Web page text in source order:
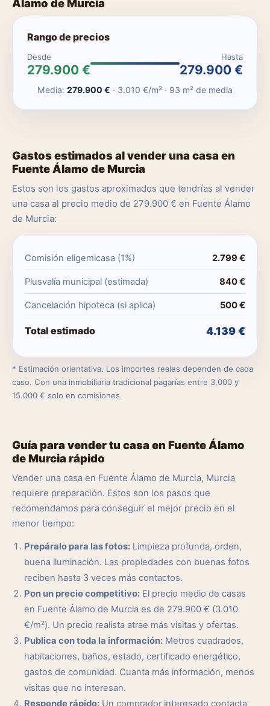
Álamo de Murcia
Rango de precios
Desde
279.900 €
Hasta
279.900 €
Media: 279.900 € · 3.010 €/m² · 93 m² de media
Gastos estimados al vender una casa en
Fuente Álamo de Murcia
Estos son los gastos aproximados que tendrías al vender
una casa al precio medio de 279.900 € en Fuente Álamo
de Murcia:
Comisión eligemicasa (1%) 2.799 €
Plusvalía municipal (estimada) 840 €
Cancelación hipoteca (si aplica) 500 €
Total estimado 4.139 €
* Estimación orientativa. Los importes reales dependen de cada
caso. Con una inmobiliaria tradicional pagarías entre 3.000 y
15.000 € solo en comisiones.
Guía para vender tu casa en Fuente Álamo
de Murcia rápido
Vender una casa en Fuente Álamo de Murcia, Murcia
requiere preparación. Estos son los pasos que
recomendamos para conseguir el mejor precio en el
menor tiempo:
Prepáralo para las fotos: Limpieza profunda, orden,
buena iluminación. Las propiedades con buenas fotos
reciben hasta 3 veces más contactos.
Pon un precio competitivo: El precio medio de casas
en Fuente Álamo de Murcia es de 279.900 € (3.010
€/m²). Un precio realista atrae más visitas y ofertas.
Publica con toda la información: Metros cuadrados,
habitaciones, baños, estado, certificado energético,
gastos de comunidad. Cuanta más información, menos
visitas que no interesan.
Responde rápido: Un comprador interesado contacta